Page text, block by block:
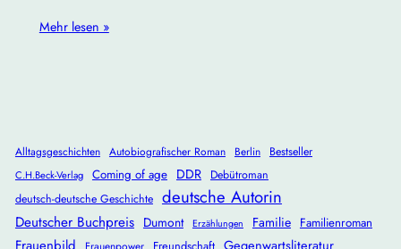
Mehr lesen »
Alltagsgeschichten Autobiografischer Roman Berlin Bestseller
C.H.Beck-Verlag Coming of age DDR
Debütroman
deutsch-deutsche Geschichte deutsche Autorin
Deutscher Buchpreis Dumont Erzählungen Familie Familienroman
Gegenwartsliteratur